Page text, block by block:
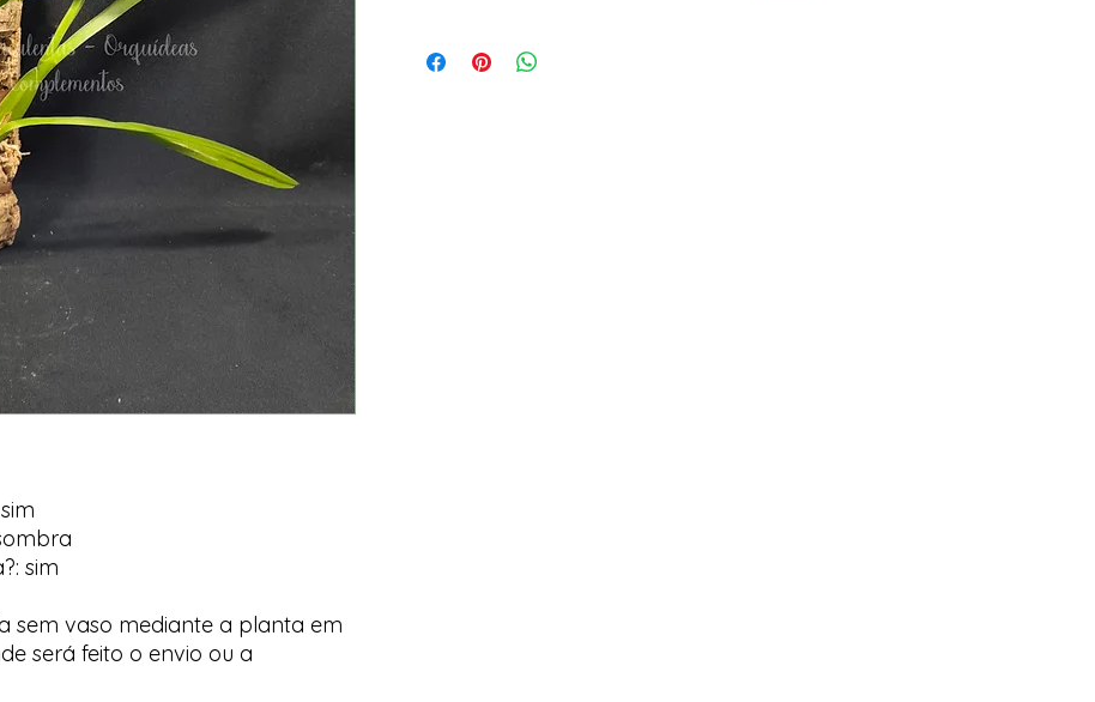
sim
sem vaso mediante a planta em
será feito o envio ou a